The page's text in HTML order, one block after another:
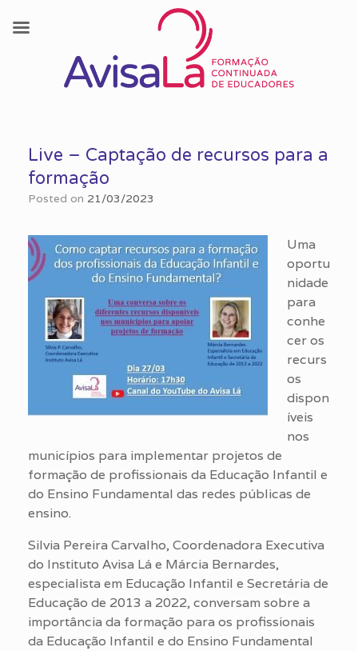
contentLive – Captação de recursos para a
formação
Posted on 21/03/2023
Uma
oportu
nidade
para
conhe
cer os
recurs
os
dispon
íveis
nos
municípios para implementar projetos de
formação de profissionais da Educação Infantil e
do Ensino Fundamental das redes públicas de
ensino.
Silvia Pereira Carvalho, Coordenadora Executiva
do Instituto Avisa Lá e Márcia Bernardes,
especialista em Educação Infantil e Secretária de
Educação de 2013 a 2022, conversam sobre a
importância da formação para os profissionais
da Educação Infantil e do Ensino Fundamental